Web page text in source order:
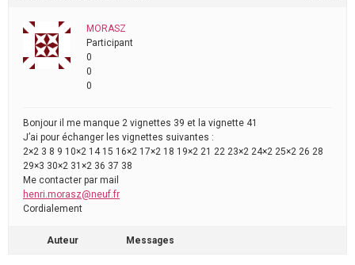
MORASZ
Participant
0
0
0
Bonjour il me manque 2 vignettes 39 et la vignette 41
J’ai pour échanger les vignettes suivantes :
2×2 3 8 9 10×2 14 15 16×2 17×2 18 19×2 21 22 23×2 24×2 25×2 26 28
29×3 30×2 31×2 36 37 38
Me contacter par mail
henri.morasz@neuf.fr
Cordialement
Auteur Messages